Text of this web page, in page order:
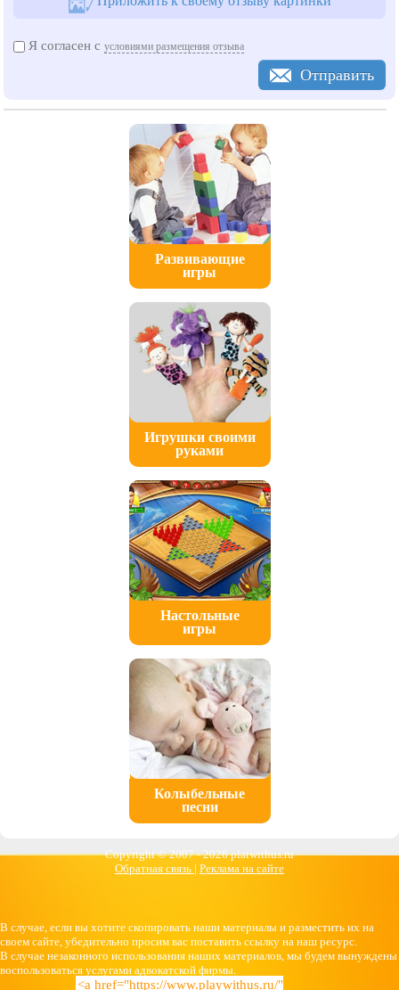
Я согласен сусловиями размещения отзыва
Отправить
Развивающие
игры
Игрушки своими
руками
Настольные
игры
Колыбельные
песни
Copyright © 2007 -2026 platwithus.ru
Обратная связь | Реклама на сайте
В случае, если вы хотите скопировать наши материалы и разместить их на
своем сайте, убедительно просим вас поставить ссылку на наш ресурс.
В случае незаконного использования наших материалов, мы будем вынуждены
воспользоваться услугами адвокатской фирмы.
<a href="https://www.playwithus.ru/"